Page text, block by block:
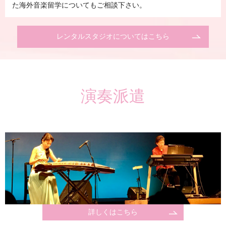
た海外音楽留学についてもご相談下さい。
レンタルスタジオについてはこちら
演奏派遣
詳しくはこちら